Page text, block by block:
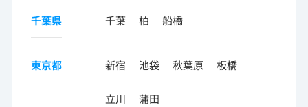
千葉県 千葉 柏 船橋
東京都 新宿 池袋 秋葉原 板橋
立川 蒲田